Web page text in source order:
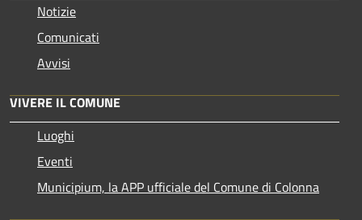
Notizie
Comunicati
Avvisi
VIVERE IL COMUNE
Luoghi
Eventi
Municipium, la APP ufficiale del Comune di Colonna